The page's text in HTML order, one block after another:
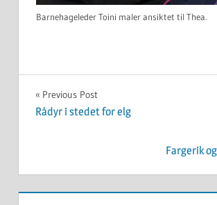
Barnehageleder Toini maler ansiktet til Thea.
UKATEGORISERT
Innleggsnavigasjon
Previous Post
Rådyr i stedet for elg
Fargerik